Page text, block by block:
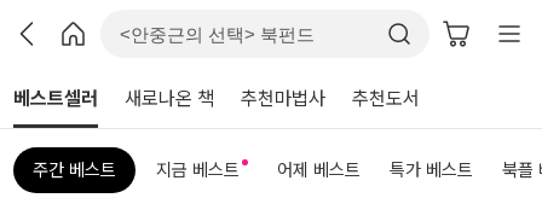
베스트셀러 새로나온 책 추천마법사 추천도서
주간 베스트 지금 베스트 어제 베스트 특가 베스트 북플